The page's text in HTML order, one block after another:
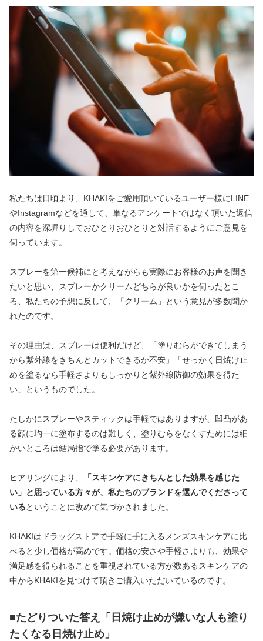
私たちは日頃より、KHAKIをご愛用頂いているユーザー様にLINE
やInstagramなどを通して、単なるアンケートではなく頂いた返信
の内容を深堀りしておひとりおひとりと対話するようにご意見を
伺っています。
スプレーを第一候補にと考えながらも実際にお客様のお声を聞き
たいと思い、スプレーかクリームどちらが良いかを伺ったとこ
ろ、私たちの予想に反して、「クリーム」という意見が多数聞か
れたのです。
その理由は、スプレーは便利だけど、「塗りむらができてしまう
から紫外線をきちんとカットできるか不安」「せっかく日焼け止
めを塗るなら手軽さよりもしっかりと紫外線防御の効果を得た
い」というものでした。
たしかにスプレーやスティックは手軽ではありますが、凹凸があ
る顔に均一に塗布するのは難しく、塗りむらをなくすためには細
かいところは結局指で塗る必要があります。
ヒアリングにより、
「スキンケアにきちんとした効果を感じた
い」と思っている方々が、私たちのブランドを選んでくださって
いるということに改めて気づかされました。
KHAKIはドラッグストアで手軽に手に入るメンズスキンケアに比
べると少し価格が高めです。価格の安さや手軽さよりも、効果や
満足感を得られることを重視されている方が数あるスキンケアの
中からKHAKIを見つけて頂きご購入いただいているのです。
■たどりついた答え「日焼け止めが嫌いな人も塗り
たくなる日焼け止め」